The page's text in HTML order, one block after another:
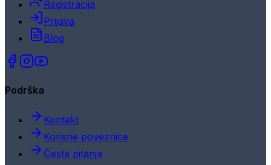
Registracija
Prijava
Blog
Podrška
Kontakt
Korisne poveznice
Česta pitanja